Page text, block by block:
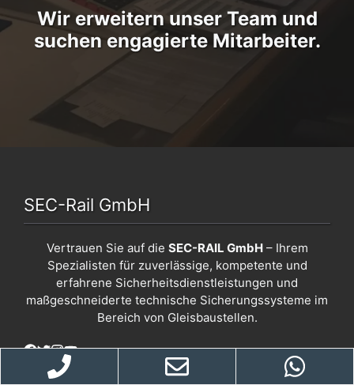
Wir erweitern unser Team und
suchen engagierte Mitarbeiter.
SEC-Rail GmbH
Vertrauen Sie auf die SEC-RAIL GmbH– Ihrem
Spezialisten für zuverlässige, kompetente und
erfahrene Sicherheitsdienstleistungen und
maßgeschneiderte technische Sicherungssysteme im
Bereich von Gleisbaustellen.